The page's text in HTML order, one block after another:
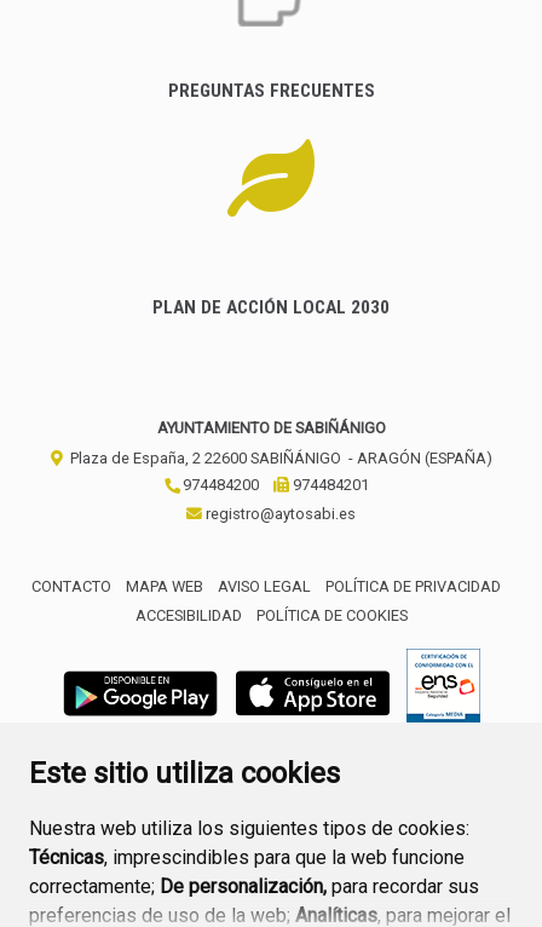
Este sitio utiliza cookies
Nuestra web utiliza los siguientes tipos de cookies:
Técnicas, imprescindibles para que la web funcione
correctamente; De personalización, para recordar sus
preferencias de uso de la web; Analíticas, para mejorar el
PREGUNTAS FRECUENTES
PLAN DE ACCIÓN LOCAL 2030
AYUNTAMIENTO DE SABIÑÁNIGO
Plaza de España, 2 22600 SABIÑÁNIGO - ARAGÓN (ESPAÑA)
974484200
974484201
registro@aytosabi.es
CONTACTO MAPA WEB AVISO LEGAL
POLÍTICA DE PRIVACIDAD
ACCESIBILIDAD
POLÍTICA DE COOKIES